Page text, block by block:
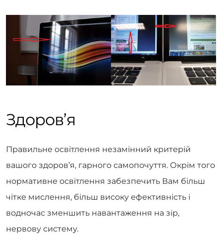
Здоров’я
Правильне освітлення незамінний критерій
вашого здоров’я, гарного самопочуття. Окрім того
нормативне освітлення забезпечить Вам більш
чітке мислення, більш високу ефективність і
водночас зменшить навантаження на зір,
нервову систему.